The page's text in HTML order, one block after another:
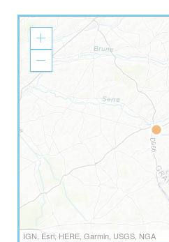
IGN, Esri, HERE, Garmin, USGS, NGA
Z
o
o
m
n
o
m